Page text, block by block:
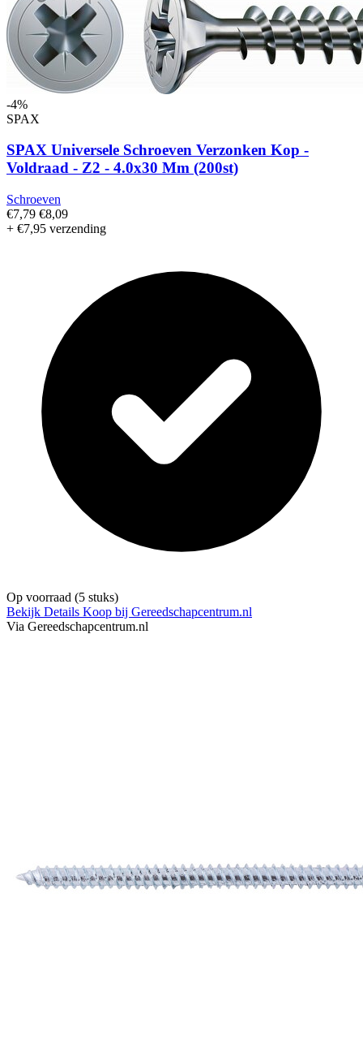
-4%
SPAX
SPAX Universele Schroeven Verzonken Kop -
Voldraad - Z2 - 4.0x30 Mm (200st)
Schroeven
€7,79 €8,09
+ €7,95 verzending
Op voorraad (5 stuks)
Bekijk Details Koop bij Gereedschapcentrum.nl
Via Gereedschapcentrum.nl